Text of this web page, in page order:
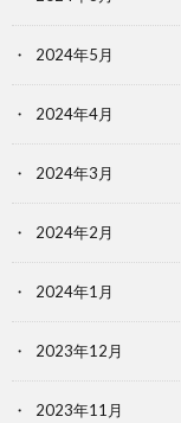
2024年5月
2024年4月
2024年3月
2024年2月
2024年1月
2023年12月
2023年11月